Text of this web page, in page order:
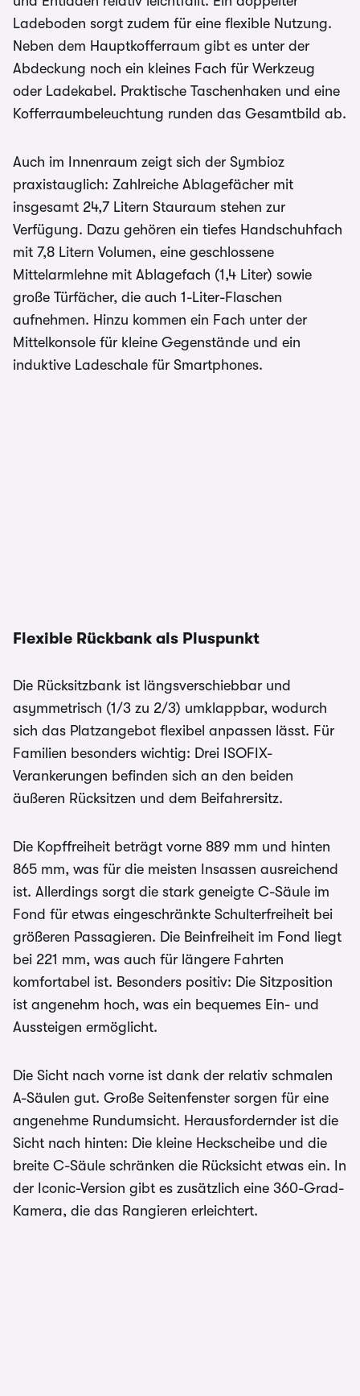
Ladeboden sorgt zudem für eine flexible Nutzung.
Neben dem Hauptkofferraum gibt es unter der
Abdeckung noch ein kleines Fach für Werkzeug
oder Ladekabel. Praktische Taschenhaken und eine
Kofferraumbeleuchtung runden das Gesamtbild ab.
Auch im Innenraum zeigt sich der Symbioz
praxistauglich: Zahlreiche Ablagefächer mit
insgesamt 24,7 Litern Stauraum stehen zur
Verfügung. Dazu gehören ein tiefes Handschuhfach
mit 7,8 Litern Volumen, eine geschlossene
Mittelarmlehne mit Ablagefach (1,4 Liter) sowie
große Türfächer, die auch 1-Liter-Flaschen
aufnehmen. Hinzu kommen ein Fach unter der
Mittelkonsole für kleine Gegenstände und ein
induktive Ladeschale für Smartphones.
Flexible Rückbank als Pluspunkt
Die Rücksitzbank ist längsverschiebbar und
asymmetrisch (1/3 zu 2/3) umklappbar, wodurch
sich das Platzangebot flexibel anpassen lässt. Für
Familien besonders wichtig: Drei ISOFIX-
Verankerungen befinden sich an den beiden
äußeren Rücksitzen und dem Beifahrersitz.
Die Kopffreiheit beträgt vorne 889 mm und hinten
865 mm, was für die meisten Insassen ausreichend
ist. Allerdings sorgt die stark geneigte C-Säule im
Fond für etwas eingeschränkte Schulterfreiheit bei
größeren Passagieren. Die Beinfreiheit im Fond liegt
bei 221 mm, was auch für längere Fahrten
komfortabel ist. Besonders positiv: Die Sitzposition
ist angenehm hoch, was ein bequemes Ein- und
Aussteigen ermöglicht.
Die Sicht nach vorne ist dank der relativ schmalen
A-Säulen gut. Große Seitenfenster sorgen für eine
angenehme Rundumsicht. Herausfordernder ist die
Sicht nach hinten: Die kleine Heckscheibe und die
breite C-Säule schränken die Rücksicht etwas ein. In
der Iconic-Version gibt es zusätzlich eine 360-Grad-
Kamera, die das Rangieren erleichtert.